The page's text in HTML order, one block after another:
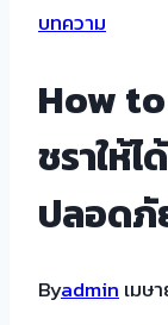
บทความ
How
ชราให้
ปลอดภั
Byadminเมษ